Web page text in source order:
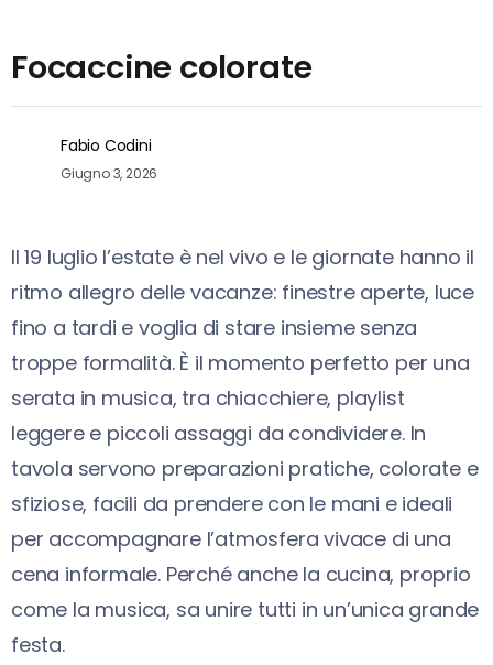
Focaccine colorate
Fabio Codini
Giugno 3, 2026
Il 19 luglio l’estate è nel vivo e le giornate hanno il
ritmo allegro delle vacanze: finestre aperte, luce
fino a tardi e voglia di stare insieme senza
troppe formalità. È il momento perfetto per una
serata in musica, tra chiacchiere, playlist
leggere e piccoli assaggi da condividere. In
tavola servono preparazioni pratiche, colorate e
sfiziose, facili da prendere con le mani e ideali
per accompagnare l’atmosfera vivace di una
cena informale. Perché anche la cucina, proprio
come la musica, sa unire tutti in un’unica grande
festa.